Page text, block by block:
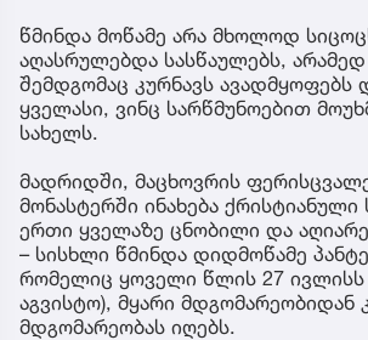
წმინდა მოწამე არა მხოლოდ
აღასრულებდა სასწაულებს,
შემდგომაც კურნავს ავადმყოფებს
ყველასი, ვინც სარწმუნოებით
სახელს.
მადრიდში, მაცხოვრის
მონასტერში ინახება
ერთი ყველაზე ცნობილი და
– სისხლი წმინდა დიდმოწამე
რომელიც ყოველი წლის 27
აგვისტო), მყარი მდგომარეობიდან
მდგომარეობას იღებს.